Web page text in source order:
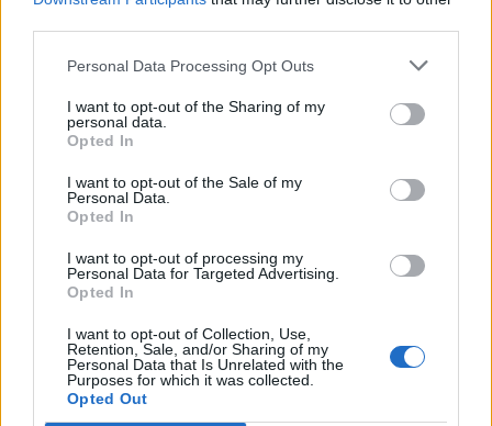
Personal Data Processing Opt Outs
I want to opt-out of the Sharing of my
personal data.
Opted In
I want to opt-out of the Sale of my
Personal Data.
Opted In
I want to opt-out of processing my
Personal Data for Targeted Advertising.
Opted In
I want to opt-out of Collection, Use,
Retention, Sale, and/or Sharing of my
Personal Data that Is Unrelated with the
Purposes for which it was collected.
Opted Out
2026. augusztus 08., szombat